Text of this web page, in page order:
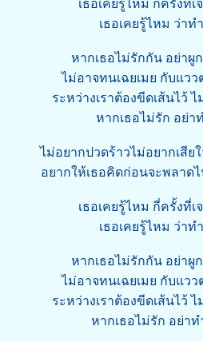
เธอเคยรู้ไหม กี่ครั้งที่
เธอเคยรู้ไหม ว่าท
หากเธอไม่รักกัน อย่าผู
ไม่อาจทนเฉยเมย กับแว
ระหว่างเราต้องขีดเส้นไว้
หากเธอไม่รัก อย่า
ไม่อยากปวดร้าวไม่อยากเสีย
อยากให้เธอคิดก่อนจะพลาด
เธอเคยรู้ไหม กี่ครั้งที่
เธอเคยรู้ไหม ว่าท
หากเธอไม่รักกัน อย่าผู
ไม่อาจทนเฉยเมย กับแว
ระหว่างเราต้องขีดเส้นไว้
หากเธอไม่รัก อย่าท